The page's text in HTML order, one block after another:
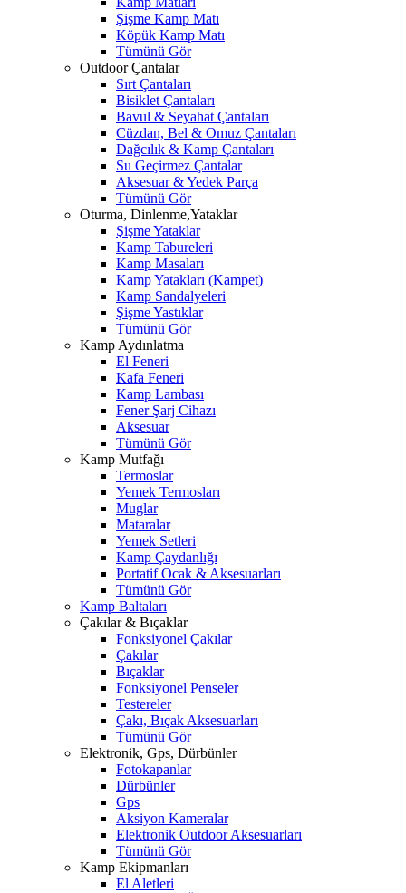
Şişme Kamp Matı
Köpük Kamp Matı
Tümünü Gör
Outdoor Çantalar
Sırt Çantaları
Bisiklet Çantaları
Bavul & Seyahat Çantaları
Cüzdan, Bel & Omuz Çantaları
Dağcılık & Kamp Çantaları
Su Geçirmez Çantalar
Aksesuar & Yedek Parça
Tümünü Gör
Oturma, Dinlenme,Yataklar
Şişme Yataklar
Kamp Tabureleri
Kamp Masaları
Kamp Yatakları (Kampet)
Kamp Sandalyeleri
Şişme Yastıklar
Tümünü Gör
Kamp Aydınlatma
El Feneri
Kafa Feneri
Kamp Lambası
Fener Şarj Cihazı
Aksesuar
Tümünü Gör
Kamp Mutfağı
Termoslar
Yemek Termosları
Muglar
Mataralar
Yemek Setleri
Kamp Çaydanlığı
Portatif Ocak & Aksesuarları
Tümünü Gör
Kamp Baltaları
Çakılar & Bıçaklar
Fonksiyonel Çakılar
Çakılar
Bıçaklar
Fonksiyonel Penseler
Testereler
Çakı, Bıçak Aksesuarları
Tümünü Gör
Elektronik, Gps, Dürbünler
Fotokapanlar
Dürbünler
Gps
Aksiyon Kameralar
Elektronik Outdoor Aksesuarları
Tümünü Gör
Kamp Ekipmanları
El Aletleri